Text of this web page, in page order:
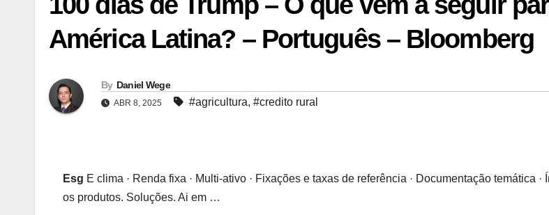
América Latina? – Português – Bloomberg
By Daniel Wege
ABR 8, 2025 #agricultura, #credito rural
Esg E clima · Renda fixa · Multi-ativo · Fixações e taxas de referência · Documentação temática ·
os produtos. Soluções. Ai em …